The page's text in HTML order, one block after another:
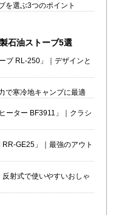
を選ぶ3つのポイント
石油ストーブ5選
ブ RL-250」｜デザインと
で寒冷地キャンプに最適
ーター BF3911」｜クラシ
GE25」｜最強のアウト
射式で使いやすいおしゃ